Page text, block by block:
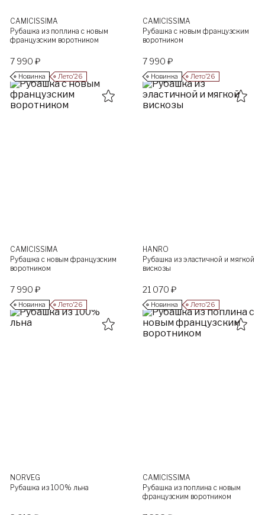
CAMICISSIMA
Рубашка из поплина с новым
французским воротником
7 990 ₽
Новинка Лето’26
CAMICISSIMA
Рубашка с новым французским
воротником
7 990 ₽
Новинка Лето’26
CAMICISSIMA
Рубашка с новым французским
воротником
7 990 ₽
Новинка Лето’26
HANRO
Рубашка из эластичной и мягкой
вискозы
21 070 ₽
Новинка Лето’26
NORVEG
Рубашка из 100% льна
CAMICISSIMA
Рубашка из поплина с новым
французским воротником